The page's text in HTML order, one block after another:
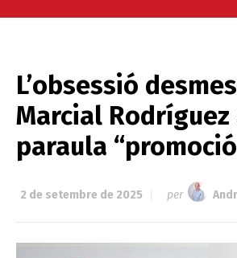
L’obsessió
Marcial Rodríguez
paraula
2 de setembre de 2025 per